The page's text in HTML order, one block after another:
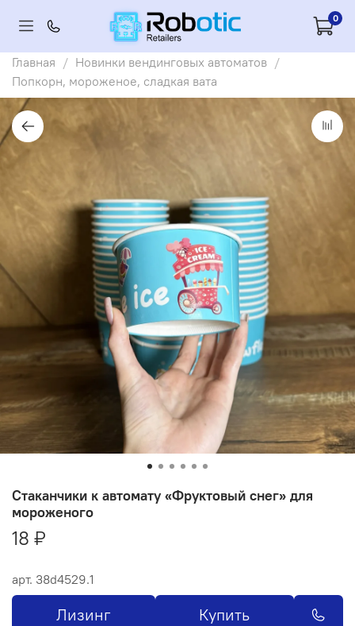
0
Главная
Новинки вендинговых автоматов
Попкорн, мороженое, сладкая вата
арт. 38d4529.1
Стаканчики к автомату «Фруктовый снег» для
мороженого
18 ₽
Лизинг Купить